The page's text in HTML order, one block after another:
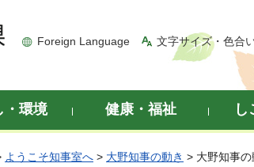
Foreign Language 文字サイズ・色合
・環境 健康・福祉 し
ようこそ知事室へ > 大野知事の動き > 大野知事の